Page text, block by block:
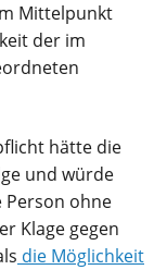
Mittelpunkt
der im
hätte die
und würde
Person ohne
Klage gegen
die Möglichkeit